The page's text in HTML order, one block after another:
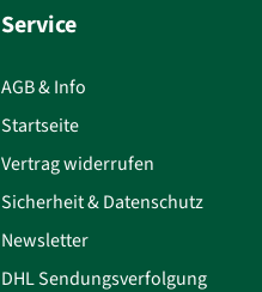
Service
AGB & Info
Startseite
Vertrag widerrufen
Sicherheit & Datenschutz
Newsletter
DHL Sendungsverfolgung